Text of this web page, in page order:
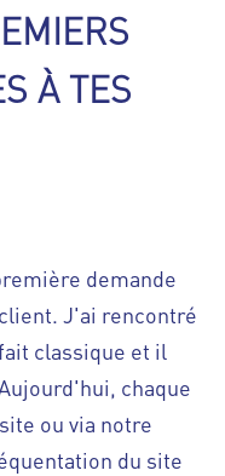
À TES
demande
J'ai rencontré
classique et il
chaque
ou via notre
du site